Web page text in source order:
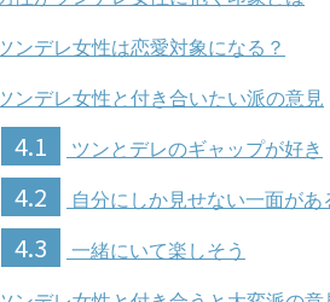
ンデレ女性は恋愛対象になる？
ンデレ女性と付き合いたい派の意見
4.1 ツンとデレのギャップが好き
4.2 自分にしか見せない一面があ
4.3 一緒にいて楽しそう